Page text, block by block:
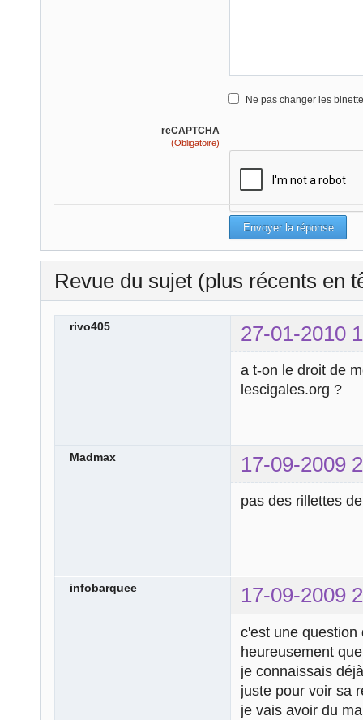
Ne pas changer les
reCAPTCHA
(Obligatoire)
Revue du sujet (plus récents en
rivo405 27-01-2010
a t-on le droit de
lescigales.org ?
Madmax 17-09-2009
pas des rillettes
infobarquee 17-09-2009
c'est une
heureusement
je connaissais
juste pour voir sa
je vais avoir du